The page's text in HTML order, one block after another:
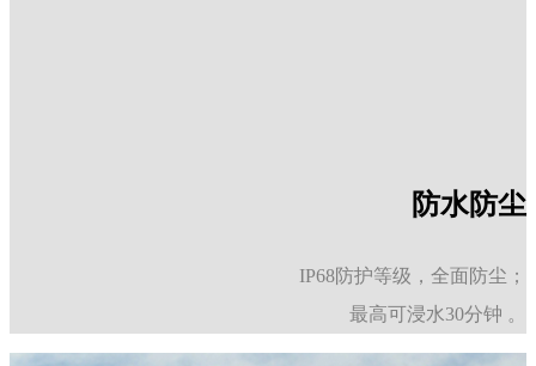
防水防尘
IP68防护等级，全面防尘；
最高可浸水30分钟 。